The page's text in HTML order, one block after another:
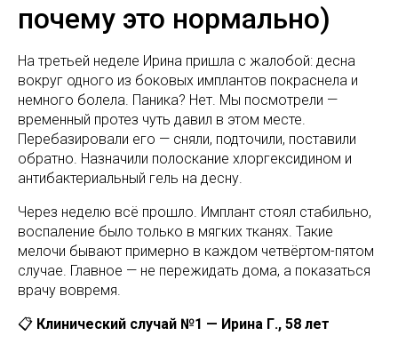
почему это нормально)
На третьей неделе Ирина пришла с жалобой: десна
вокруг одного из боковых имплантов покраснела и
немного болела. Паника? Нет. Мы посмотрели —
временный протез чуть давил в этом месте.
Перебазировали его — сняли, подточили, поставили
обратно. Назначили полоскание хлоргексидином и
антибактериальный гель на десну.
Через неделю всё прошло. Имплант стоял стабильно,
воспаление было только в мягких тканях. Такие
мелочи бывают примерно в каждом четвёртом-пятом
случае. Главное — не пережидать дома, а показаться
врачу вовремя.
📋 Клинический случай №1 — Ирина Г., 58 лет